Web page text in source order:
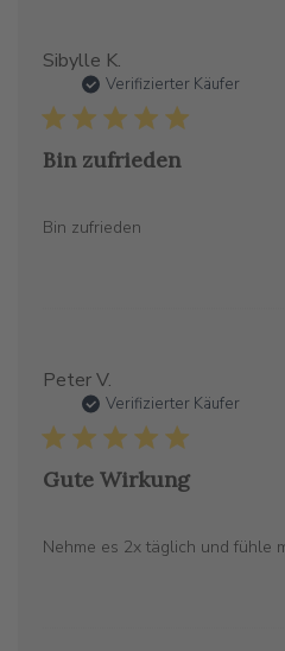
Sibylle K.
Verifizierter Käufer
Bin zufrieden
Bin zufrieden
Peter V.
Verifizierter Käufer
Gute Wirkung
Nehme es 2x täglich und fühle